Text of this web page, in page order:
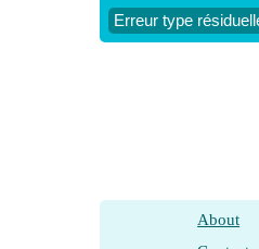
Erreur type
About